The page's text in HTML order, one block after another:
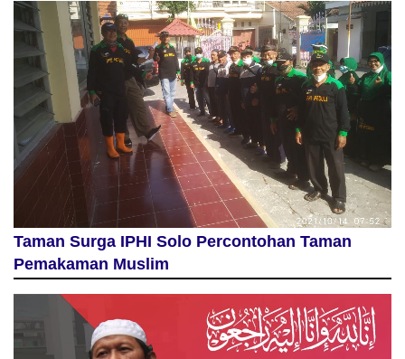
Taman Surga IPHI Solo Percontohan Taman
Pemakaman Muslim